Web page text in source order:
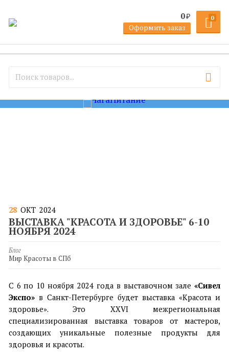
0
0₽
Оформить заказ
28 ОКТ 2024
ВЫСТАВКА "КРАСОТА И ЗДОРОВЬЕ" 6-10
НОЯБРЯ 2024
Блог
Мир Красоты в СПб
С 6 по 10 ноября 2024 года в выставочном зале«Сивел
Экспо»в Санкт-Петербурге будет выставка «Красота и
здоровье». Это XXVI межрегиональная
специализированная выставка товаров от мастеров,
создающих уникальные полезные продукты для
здоровья и красоты.